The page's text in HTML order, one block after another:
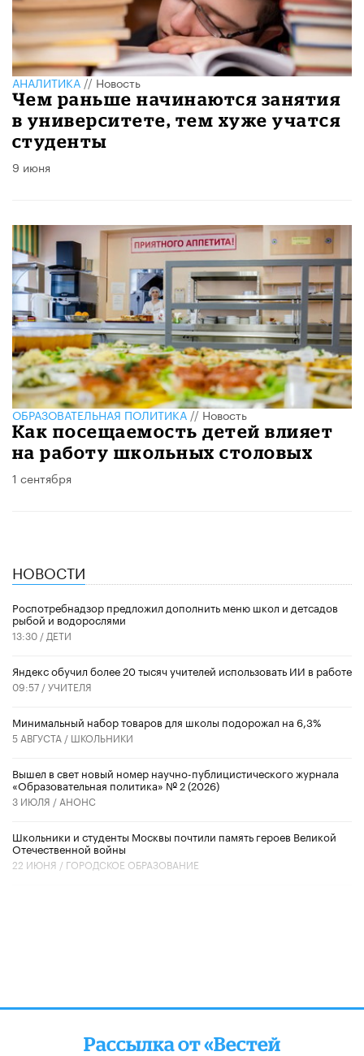
АНАЛИТИКА//Новость
Чем раньше начинаются занятия
в университете, тем хуже учатся
студенты
9 июня
ОБРАЗОВАТЕЛЬНАЯ ПОЛИТИКА//Новость
Как посещаемость детей влияет
на работу школьных столовых
1 сентября
НОВОСТИ
Роспотребнадзор предложил дополнить меню школ и детсадов
рыбой и водорослями
13:30 / ДЕТИ
​Яндекс обучил более 20 тысяч учителей использовать ИИ в работе
09:57 /УЧИТЕЛЯ
Минимальный набор товаров для школы подорожал на 6,3%
5 АВГУСТА / ШКОЛЬНИКИ
Вышел в свет новый номер научно-публицистического журнала
«Образовательная политика» № 2 (2026)
3 ИЮЛЯ / АНОНС
Школьники и студенты Москвы почтили память героев Великой
Отечественной войны
22 ИЮНЯ / ГОРОДСКОЕ ОБРАЗОВАНИЕ
Рассылка от «Вестей